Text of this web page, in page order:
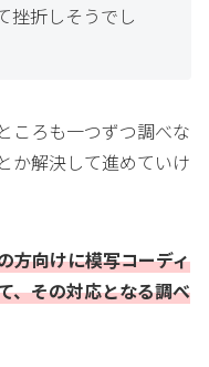
挫折しそうでし
ころも一つずつ調べな
か解決して進めていけ
方向けに模写コーディ
、その対応となる調べ